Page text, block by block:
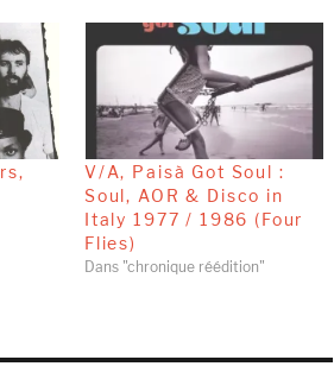
V/A, Paisà Got Soul :
Soul, AOR & Disco in
Italy 1977 / 1986 (Four
Flies)
Dans "chronique réédition"